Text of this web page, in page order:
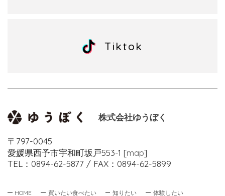
Tiktok
株式会社ゆうぼく
〒797-0045
愛媛県西予市宇和町坂戸553-1 [map]
TEL：0894-62-5877 / FAX：0894-62-5899
HOME 買いたい食べたい 知りたい 体験したい